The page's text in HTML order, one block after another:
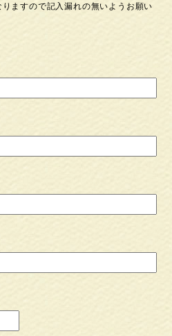
ますので記入漏れの無いようお願い